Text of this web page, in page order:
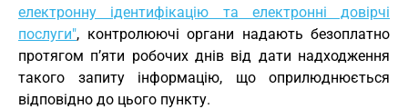
електронну ідентифікацію та електронні довірчі
послуги", контролюючі органи надають безоплатно
протягом п’яти робочих днів від дати надходження
такого запиту інформацію, що оприлюднюється
відповідно до цього пункту.